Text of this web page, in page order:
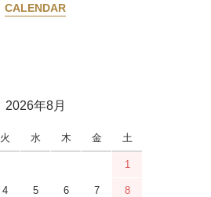
CALENDAR
2026年8月
火 水 木 金 土
1
4 5 6 7 8